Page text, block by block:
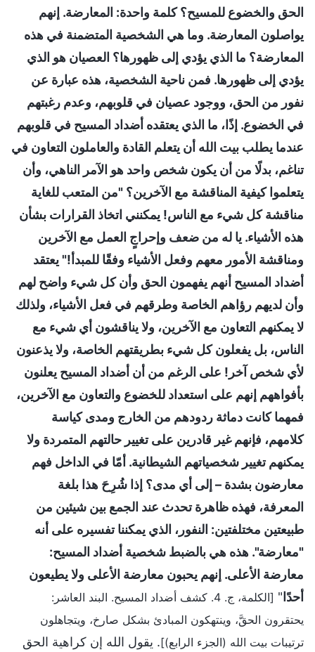
الحق والخضوع للمسيح؟ كلمة واحدة: المعارضة. إنهم
يواصلون المعارضة. وما هي الشخصية المتضمنة في هذه
المعارضة؟ ما الذي يؤدي إلى ظهورها؟ العصيان هو الذي
يؤدي إلى ظهورها. فمن ناحية الشخصية، هذه عبارة عن
نفور من الحق، ووجود عصيان في قلوبهم، وعدم رغبتهم
في الخضوع. إذًا، ما الذي يعتقده أضداد المسيح في قلوبهم
عندما يطلب بيت الله أن يتعلم القادة والعاملون التعاون في
تناغم، بدلًا من أن يكون شخص واحد هو الآمر الناهي، وأن
يتعلموا كيفية المناقشة مع الآخرين؟ "من المتعب للغاية
مناقشة كل شيء مع الناس! يمكنني اتخاذ القرارات بشأن
هذه الأشياء. يا له من ضعف وإحراجٍ العمل مع الآخرين
ومناقشة الأمور معهم وفعل الأشياء وفقًا للمبدأ!" يعتقد
أضداد المسيح أنهم يفهمون الحق وأن كل شيء واضح لهم
وأن لديهم رؤاهم الخاصة وطرقهم في فعل الأشياء، ولذلك
لا يمكنهم التعاون مع الآخرين، ولا يناقشون أي شيء مع
الناس، بل يفعلون كل شيء بطريقتهم الخاصة، ولا يذعنون
لأي شخص آخر! على الرغم من أن أضداد المسيح يعلنون
بأفواههم إنهم على استعداد للخضوع والتعاون مع الآخرين،
فمهما كانت دماثة ردودهم من الخارج ومدى كياسة
كلامهم، فإنهم غير قادرين على تغيير حالتهم المتمردة ولا
يمكنهم تغيير شخصياتهم الشيطانية. أمّا في الداخل فهم
معارضون بشدة – إلى أي مدى؟ إذا شُرِحَ هذا بلغة
المعرفة، فهذه ظاهرة تحدث عند الجمع بين شيئين من
طبيعتين مختلفتين: النفور، الذي يمكننا تفسيره على أنه
"معارضة". هذه هي بالضبط شخصية أضداد المسيح:
معارضة الأعلى. إنهم يحبون معارضة الأعلى ولا يطيعون
أحدًا"
[الكلمة، ج. 4. كشف أضداد المسيح. البند العاشر:
يحتقرون الحقَّ، وينتهكون المبادئ بشكل صارخ، ويتجاهلون
ترتيبات بيت الله (الجزء الرابع)]. يقول الله إن كراهية الحق